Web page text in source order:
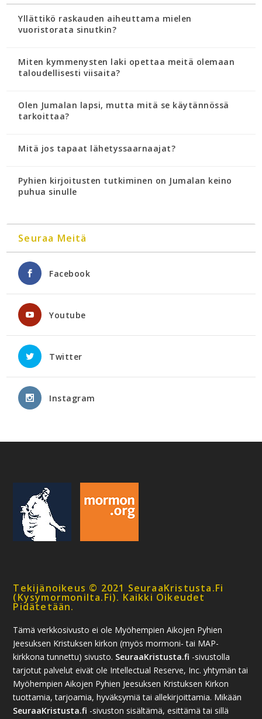
Yllättikö raskauden aiheuttama mielen
vuoristorata sinutkin?
Miten kymmenysten laki opettaa meitä olemaan
taloudellisesti viisaita?
Olen Jumalan lapsi, mutta mitä se käytännössä
tarkoittaa?
Mitä jos tapaat lähetyssaarnaajat?
Pyhien kirjoitusten tutkiminen on Jumalan keino
puhua sinulle
Seuraa Meitä
Facebook
Youtube
Twitter
Instagram
Tekijänoikeus © 2021 SeuraaKristusta.fi
(kysymormonilta.fi). Kaikki Oikeudet
Pidätetään.
Tämä verkkosivusto ei ole Myöhempien Aikojen Pyhien
Jeesuksen Kristuksen kirkon (myös mormoni- tai MAP-
kirkkona tunnettu) sivusto. SeuraaKristusta.fi -sivustolla
tarjotut palvelut eivät ole Intellectual Reserve, Inc. yhtymän tai
Myöhempien Aikojen Pyhien Jeesuksen Kristuksen Kirkon
tuottamia, tarjoamia, hyväksymiä tai allekirjoittamia. Mikään
SeuraaKristusta.fi -sivuston sisältämä, esittämä tai sillä